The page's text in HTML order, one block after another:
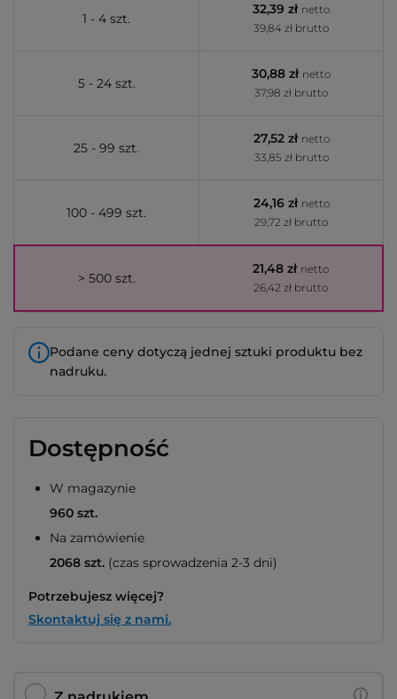
1 - 4 szt.
32,39 zł netto
39,84 zł brutto
5 - 24 szt.
30,88 zł netto
37,98 zł brutto
25 - 99 szt.
27,52 zł netto
33,85 zł brutto
100 - 499 szt.
24,16 zł netto
29,72 zł brutto
> 500 szt.
21,48 zł netto
26,42 zł brutto
Podane ceny dotyczą jednej sztuki produktu bez
nadruku.
Dostępność
W magazynie
960 szt.
Na zamówienie
2068 szt. (czas sprowadzenia 2-3 dni)
Potrzebujesz więcej?
Skontaktuj się z nami.